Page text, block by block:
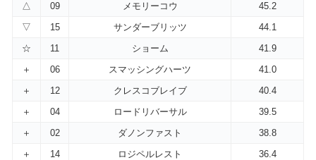
△
09 メモリーコウ
45.2
▽
15 サンダーブリッツ
44.1
☆
11 ショーム
41.9
＋
06 スマッシングハーツ
41.0
＋
12 クレスコブレイブ
40.4
＋
04 ロードリバーサル
39.5
＋
02 ダノンファスト
38.8
＋
14 ロジペルレスト
36.4